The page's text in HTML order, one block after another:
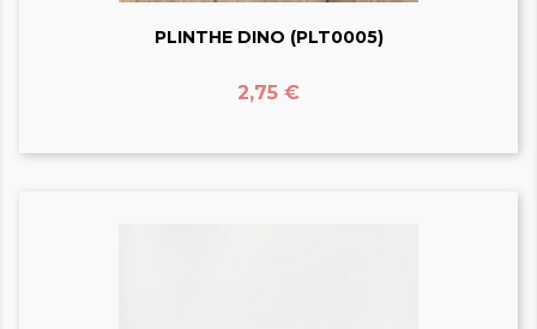
PLINTHE DINO (PLT0005)
Prix
2,75 €